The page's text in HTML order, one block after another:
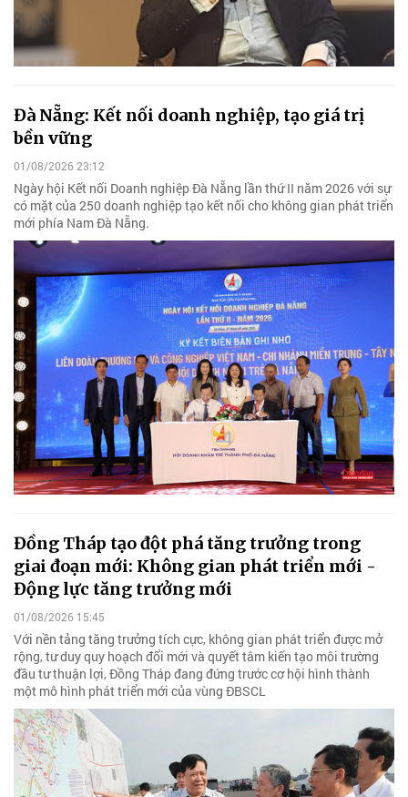
Đà Nẵng: Kết nối doanh nghiệp, tạo giá trị
bền vững
01/08/2026 23:12
Ngày hội Kết nối Doanh nghiệp Đà Nẵng lần thứ II năm 2026 với sự
có mặt của 250 doanh nghiệp tạo kết nối cho không gian phát triển
mới phía Nam Đà Nẵng.
Đồng Tháp tạo đột phá tăng trưởng trong
giai đoạn mới: Không gian phát triển mới -
Động lực tăng trưởng mới
01/08/2026 15:45
Với nền tảng tăng trưởng tích cực, không gian phát triển được mở
rộng, tư duy quy hoạch đổi mới và quyết tâm kiến tạo môi trường
đầu tư thuận lợi, Đồng Tháp đang đứng trước cơ hội hình thành
một mô hình phát triển mới của vùng ĐBSCL